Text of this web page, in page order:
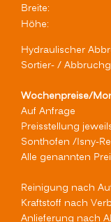
Breite:
Höhe:
Hydraulischer
Sortier- /
Wochenpreise/
Auf Anfrage
Preisstellung
Sonthofen /Isny-
Alle genannten
Reinigung nach
Kraftstoff nach
Anlieferung nach